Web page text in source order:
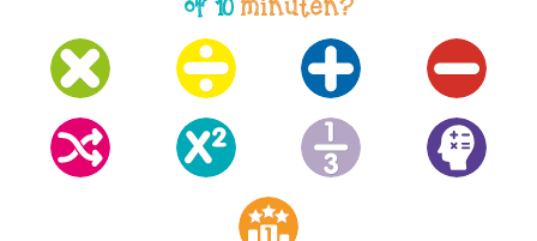
of 10 minuten?